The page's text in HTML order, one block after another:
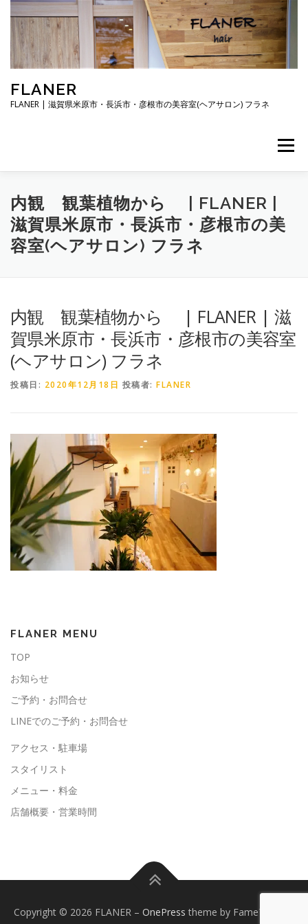
FLANER
FLANER | 滋賀県米原市・長浜市・彦根市の美容室(ヘアサロン) フラネ
メニュー
TOP メニュー・料金 スタイリスト
ご予約・お問合せ お知らせ アクセス・駐車場
内観 観葉植物から | FLANER |
滋賀県米原市・長浜市・彦根市の美
容室(ヘアサロン) フラネ
内観 観葉植物から | FLANER | 滋
賀県米原市・長浜市・彦根市の美容室
(ヘアサロン) フラネ
投稿日: 2020年12月18日 投稿者: FLANER
FLANER MENU
TOP
お知らせ
ご予約・お問合せ
LINEでのご予約・お問合せ
アクセス・駐車場
スタイリスト
メニュー・料金
店舗概要・営業時間
Copyright © 2026 FLANER – OnePress theme by FameThemes